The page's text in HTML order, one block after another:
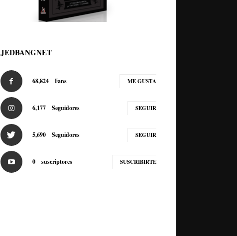
JEDBANGNET
68,824 Fans ME GUSTA
6,177 Seguidores SEGUIR
5,690 Seguidores SEGUIR
0 suscriptores SUSCRIBIRTE